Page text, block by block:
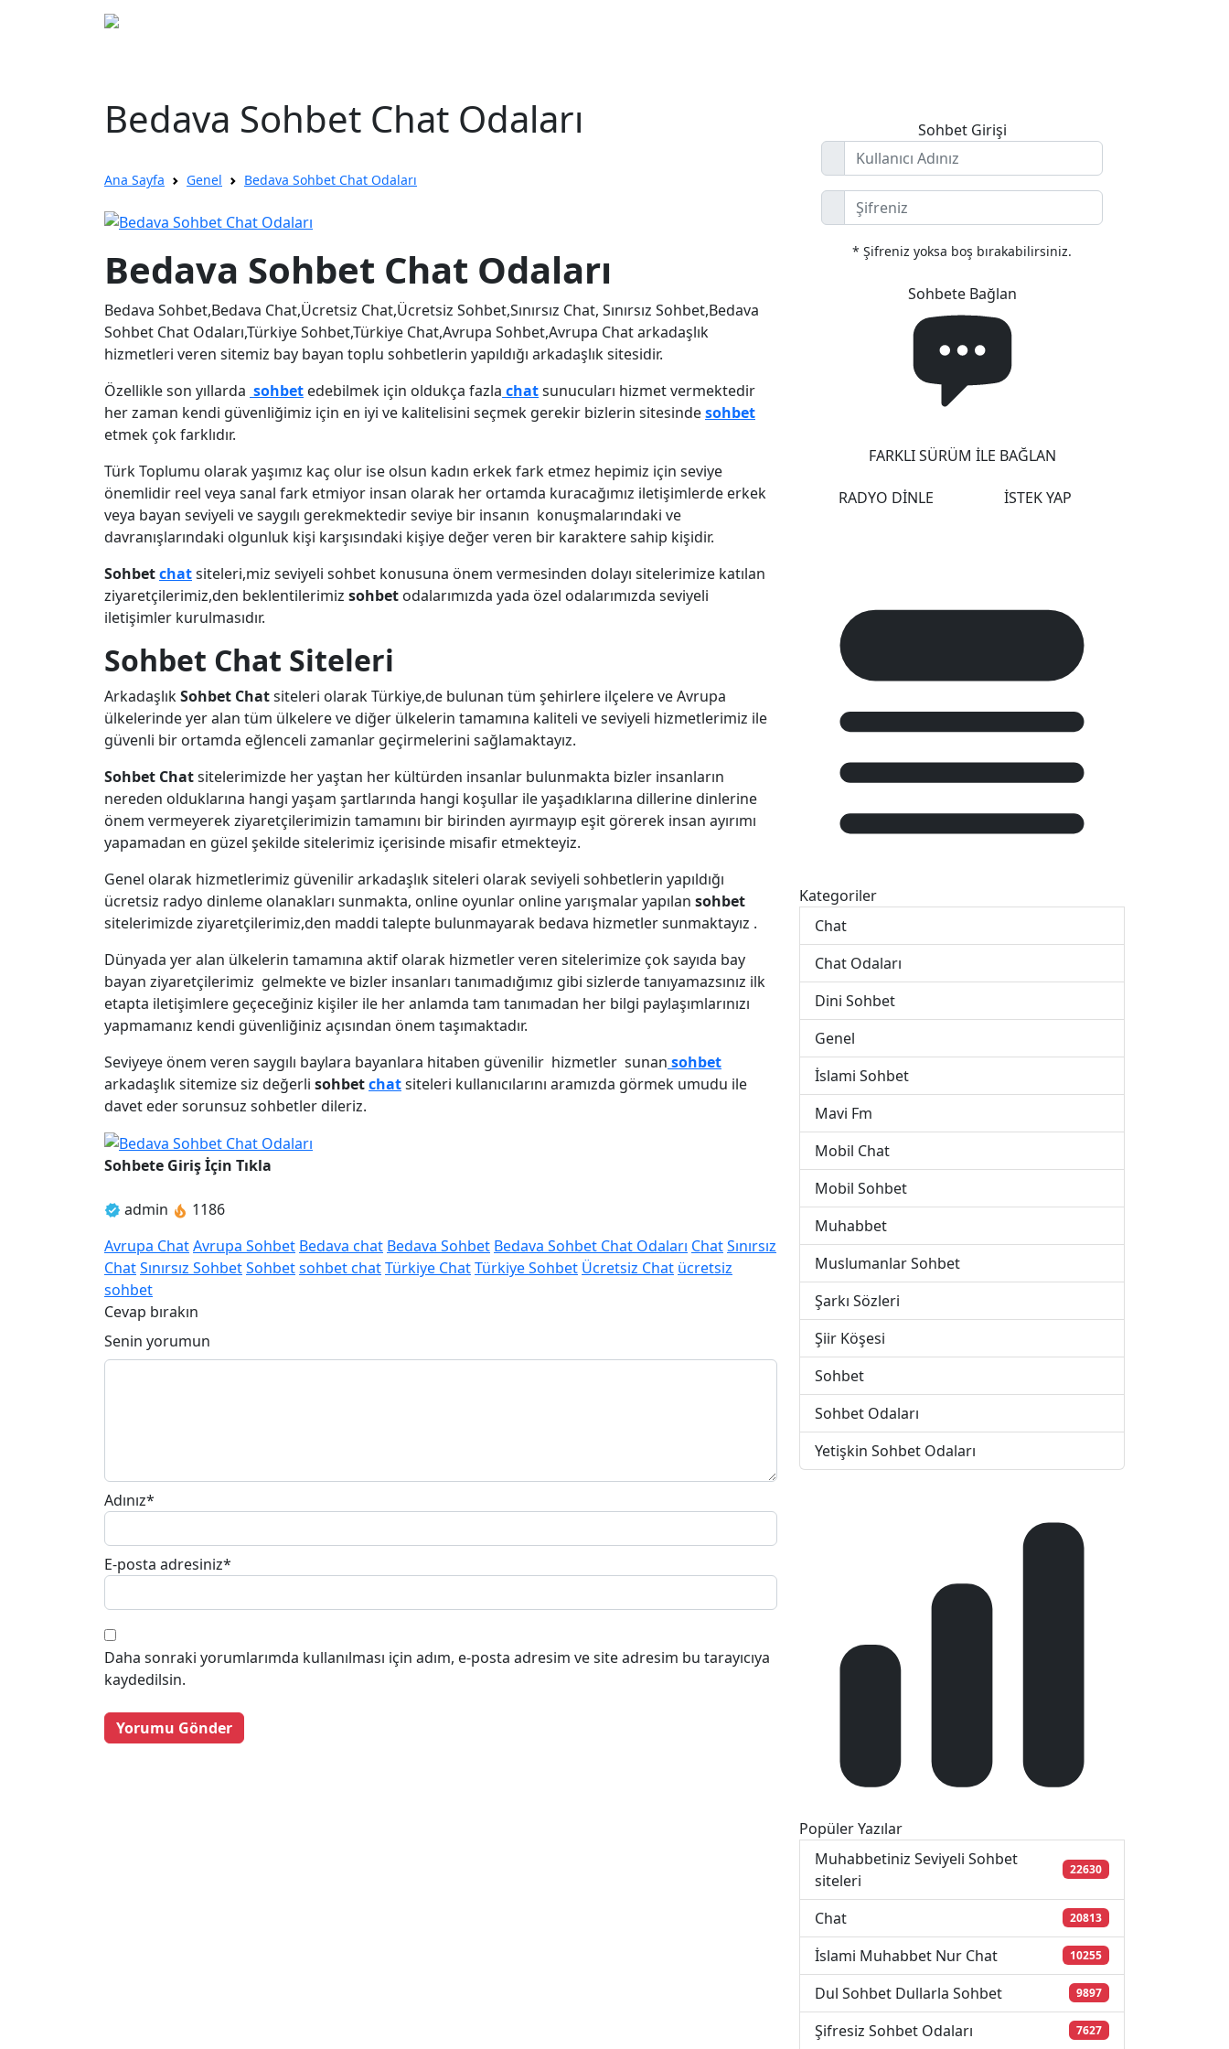
Bedava Sohbet Chat Odaları
Ana Sayfa Genel Bedava Sohbet Chat Odaları
Bedava Sohbet Chat Odaları
Bedava Sohbet,Bedava Chat,Ücretsiz Chat,Ücretsiz Sohbet,Sınırsız Chat, Sınırsız Sohbet,Bedava
Sohbet Chat Odaları,Türkiye Sohbet,Türkiye Chat,Avrupa Sohbet,Avrupa Chat arkadaşlık
hizmetleri veren sitemiz bay bayan toplu sohbetlerin yapıldığı arkadaşlık sitesidir.
Özellikle son yıllarda sohbet edebilmek için oldukça fazla chatsunucuları hizmet vermektedir
her zaman kendi güvenliğimiz için en iyi ve kalitelisini seçmek gerekir bizlerin sitesindesohbet
etmek çok farklıdır.
Türk Toplumu olarak yaşımız kaç olur ise olsun kadın erkek fark etmez hepimiz için seviye
önemlidir reel veya sanal fark etmiyor insan olarak her ortamda kuracağımız iletişimlerde erkek
veya bayan seviyeli ve saygılı gerekmektedir seviye bir insanın konuşmalarındaki ve
davranışlarındaki olgunluk kişi karşısındaki kişiye değer veren bir karaktere sahip kişidir.
Sohbetchatsiteleri,miz seviyeli sohbet konusuna önem vermesinden dolayı sitelerimize katılan
ziyaretçilerimiz,den beklentilerimiz sohbet odalarımızda yada özel odalarımızda seviyeli
iletişimler kurulmasıdır.
Sohbet Chat Siteleri
ArkadaşlıkSohbet Chatsiteleri olarak Türkiye,de bulunan tüm şehirlere ilçelere ve Avrupa
ülkelerinde yer alan tüm ülkelere ve diğer ülkelerin tamamına kaliteli ve seviyeli hizmetlerimiz ile
güvenli bir ortamda eğlenceli zamanlar geçirmelerini sağlamaktayız.
Sohbet Chatsitelerimizde her yaştan her kültürden insanlar bulunmakta bizler insanların
nereden olduklarına hangi yaşam şartlarında hangi koşullar ile yaşadıklarına dillerine dinlerine
önem vermeyerek ziyaretçilerimizin tamamını bir birinden ayırmayıp eşit görerek insan ayırımı
yapamadan en güzel şekilde sitelerimiz içerisinde misafir etmekteyiz.
Genel olarak hizmetlerimiz güvenilir arkadaşlık siteleri olarak seviyeli sohbetlerin yapıldığı
ücretsiz radyo dinleme olanakları sunmakta, online oyunlar online yarışmalar yapılan sohbet
sitelerimizde ziyaretçilerimiz,den maddi talepte bulunmayarak bedava hizmetler sunmaktayız .
Dünyada yer alan ülkelerin tamamına aktif olarak hizmetler veren sitelerimize çok sayıda bay
bayan ziyaretçilerimiz gelmekte ve bizler insanları tanımadığımız gibi sizlerde tanıyamazsınız ilk
etapta iletişimlere geçeceğiniz kişiler ile her anlamda tam tanımadan her bilgi paylaşımlarınızı
yapmamanız kendi güvenliğiniz açısından önem taşımaktadır.
Seviyeye önem veren saygılı baylara bayanlara hitaben güvenilir hizmetler sunan sohbet
arkadaşlık sitemize siz değerli sohbetchatsiteleri kullanıcılarını aramızda görmek umudu ile
davet eder sorunsuz sohbetler dileriz.
Sohbete Giriş İçin Tıkla
admin
1186
Avrupa ChatAvrupa Sohbet Bedava chat Bedava Sohbet Bedava Sohbet Chat Odaları ChatSınırsız
ChatSınırsız SohbetSohbetsohbet chatTürkiye ChatTürkiye Sohbet Ücretsiz Chat ücretsiz
sohbet
Cevap bırakın
Senin yorumun
Adınız*
E-posta adresiniz*
Daha sonraki yorumlarımda kullanılması için adım, e-posta adresim ve site adresim bu tarayıcıya
kaydedilsin.
Sohbet Girişi
* Şifreniz yoksa boş bırakabilirsiniz.
Sohbete Bağlan
FARKLI SÜRÜM İLE BAĞLAN
RADYO DİNLE İSTEK YAP
Kategoriler
Chat
Chat Odaları
Dini Sohbet
Genel
İslami Sohbet
Mavi Fm
Mobil Chat
Mobil Sohbet
Muhabbet
Muslumanlar Sohbet
Şarkı Sözleri
Şiir Köşesi
Sohbet
Sohbet Odaları
Yetişkin Sohbet Odaları
Popüler Yazılar
Muhabbetiniz Seviyeli Sohbet
siteleri
22630
Chat 20813
İslami Muhabbet Nur Chat 10255
Dul Sohbet Dullarla Sohbet 9897
Şifresiz Sohbet Odaları 7627